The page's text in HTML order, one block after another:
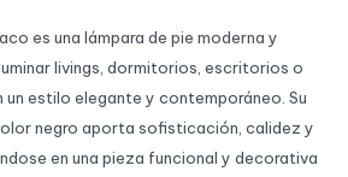
es una lámpara de pie moderna y
livings, dormitorios, escritorios o
estilo elegante y contemporáneo. Su
negro aporta sofisticación, calidez y
en una pieza funcional y decorativa